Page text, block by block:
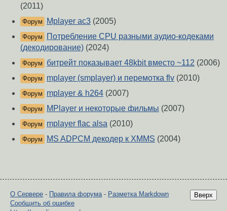
(2011)
Форум Mplayer ac3 (2005)
Форум
Потребление CPU разными аудио-кодеками
(декодирование) (2024)
Форум битрейт показывает 48kbit вместо ~112 (2006)
Форум mplayer (smplayer) и перемотка flv (2010)
Форум mplayer & h264 (2007)
Форум MPlayer и некоторые фильмы (2007)
Форум mplayer flac alsa (2010)
Форум MS ADPCM декодер к XMMS (2004)
Вверх
О Сервере - Правила форума- Разметка Markdown
Сообщить об ошибке